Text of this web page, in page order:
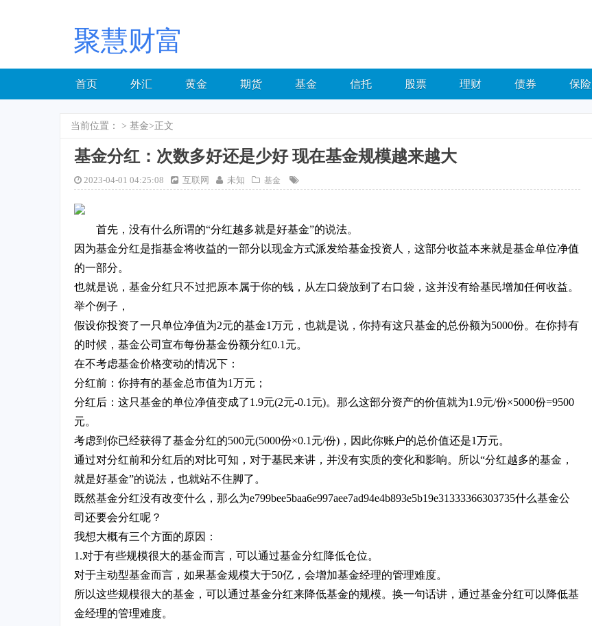
聚慧财富
首页 外汇 黄金 期货 基金 信托 股票 理财 债券 保险
当前位置： > 基金>正文
基金分红：次数多好还是少好 现在基金规模越来越大
2023-04-01 04:25:08 互联网 未知 基金
首先，没有什么所谓的“分红越多就是好基金”的说法。
因为基金分红是指基金将收益的一部分以现金方式派发给基金投资人，这部分收益本来就是基金单位净值
的一部分。
也就是说，基金分红只不过把原本属于你的钱，从左口袋放到了右口袋，这并没有给基民增加任何收益。
举个例子，
假设你投资了一只单位净值为2元的基金1万元，也就是说，你持有这只基金的总份额为5000份。在你持有
的时候，基金公司宣布每份基金份额分红0.1元。
在不考虑基金价格变动的情况下：
分红前：你持有的基金总市值为1万元；
分红后：这只基金的单位净值变成了1.9元(2元-0.1元)。那么这部分资产的价值就为1.9元/份×5000份=9500
元。
考虑到你已经获得了基金分红的500元(5000份×0.1元/份)，因此你账户的总价值还是1万元。
通过对分红前和分红后的对比可知，对于基民来讲，并没有实质的变化和影响。所以“分红越多的基金，
就是好基金”的说法，也就站不住脚了。
既然基金分红没有改变什么，那么为e799bee5baa6e997aee7ad94e4b893e5b19e31333366303735什么基金公
司还要会分红呢？
我想大概有三个方面的原因：
1.对于有些规模很大的基金而言，可以通过基金分红降低仓位。
对于主动型基金而言，如果基金规模大于50亿，会增加基金经理的管理难度。
所以这些规模很大的基金，可以通过基金分红来降低基金的规模。换一句话讲，通过基金分红可以降低基
金经理的管理难度。